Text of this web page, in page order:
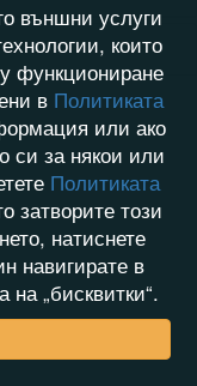
външни услуги
които
функциониране
в Политиката
или ако
си за някои или
Политиката
затворите този
натиснете
навигирате в
„бисквитки“.